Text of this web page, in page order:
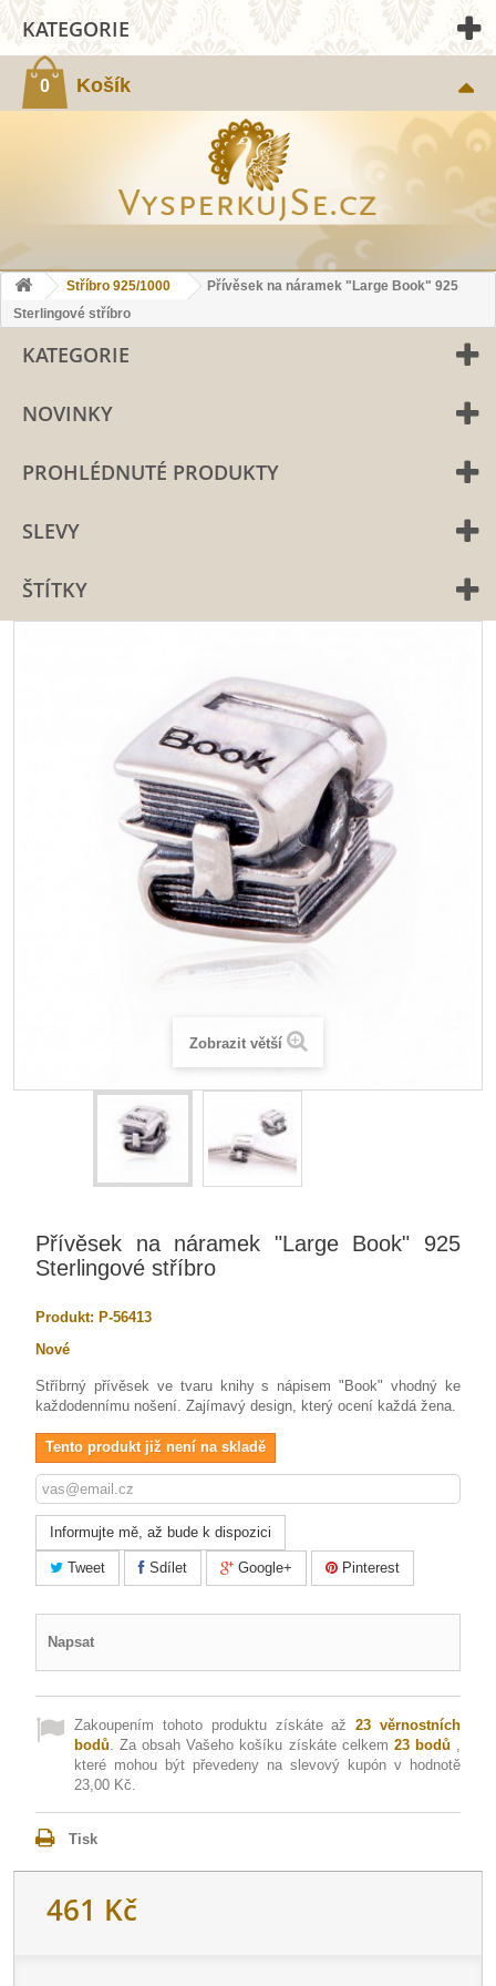
0 Košík
KATEGORIE
Stříbro 925/1000
Přívěsek na náramek "Large Book" 925
Sterlingové stříbro
KATEGORIE
NOVINKY
PROHLÉDNUTÉ PRODUKTY
SLEVY
ŠTÍTKY
Zobrazit větší
Přívěsek na náramek "Large Book" 925
Sterlingové stříbro
Produkt: P-56413
Nové
Stříbrný přívěsek ve tvaru knihy s nápisem "Book" vhodný ke
každodennímu nošení. Zajímavý design, který ocení každá žena.
Tento produkt již není na skladě
Informujte mě, až bude k dispozici
Tweet Sdílet Google+ Pinterest
Napsat
Zakoupením tohoto produktu získáte až23 věrnostních
bodů. Za obsah Vašeho košíku získáte celkem 23bodů ,
které mohou být převedeny na slevový kupón v hodnotě
23,00 Kč.
Tisk
461 Kč